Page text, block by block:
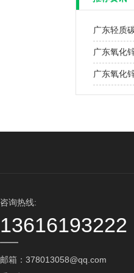
广东轻质
广东氧化
广东氧化
咨询热线:
13616193222
邮箱：378013058@qq.com‬